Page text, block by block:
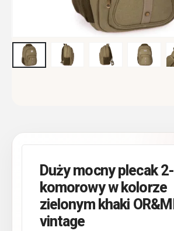
Duży mocny plecak 2-
komorowy w kolorze
zielonym khaki OR&MI
vintage